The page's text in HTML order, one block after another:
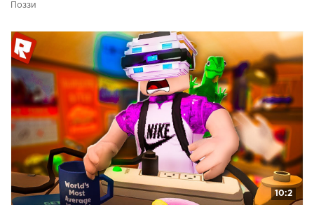
Поззи
10:2